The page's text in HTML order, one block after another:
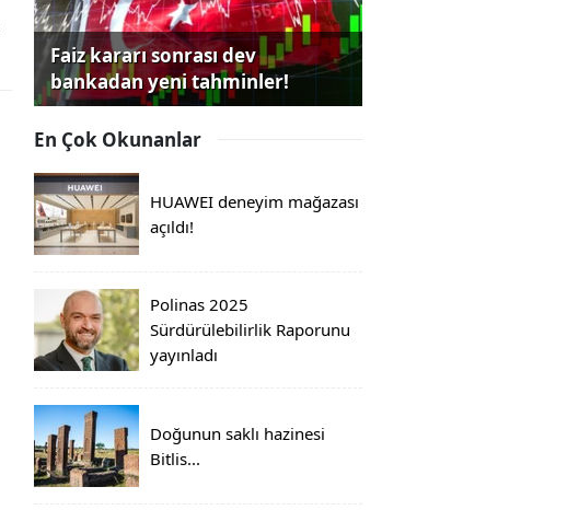
Faiz kararı sonrası dev
bankadan yeni tahminler!
En Çok Okunanlar
HUAWEI deneyim mağazası
açıldı!
Polinas 2025
Sürdürülebilirlik Raporunu
yayınladı
Doğunun saklı hazinesi
Bitlis...